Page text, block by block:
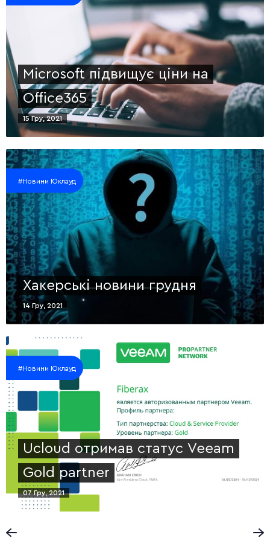
Microsoft підвищує ціни на
Office365
15 Гру, 2021
#Новини Юклауд
Хакерські новини грудня
14 Гру, 2021
#Новини Юклауд
Ucloud отримав статус Veeam
Gold partner
07 Гру, 2021